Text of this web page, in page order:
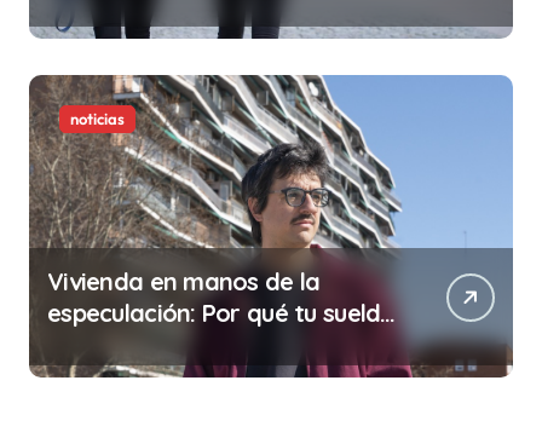
noticias
Vivienda en manos de la
especulación: Por qué tu sueldo